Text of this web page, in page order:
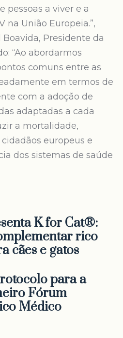
pessoas a viver e a
na União Europeia.”,
Presidente da
“Ao abordarmos
comuns entre as
em termos de
com a adoção de
adaptadas a cada
a mortalidade,
europeus e
dos sistemas de saúde
K for Cat®:
rico
cães e gatos
para a
Fórum
Médico